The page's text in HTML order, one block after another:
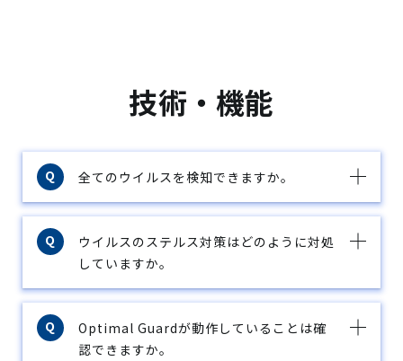
技術・機能
全てのウイルスを検知できますか。
ウイルスのステルス対策はどのように対処
していますか。
Optimal Guardが動作していることは確
認できますか。